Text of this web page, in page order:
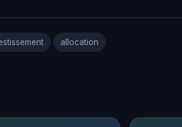
allocation